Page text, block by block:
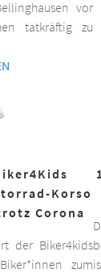
vor
tatkräftig zu
Korso
Corona
der Biker4kids
zum